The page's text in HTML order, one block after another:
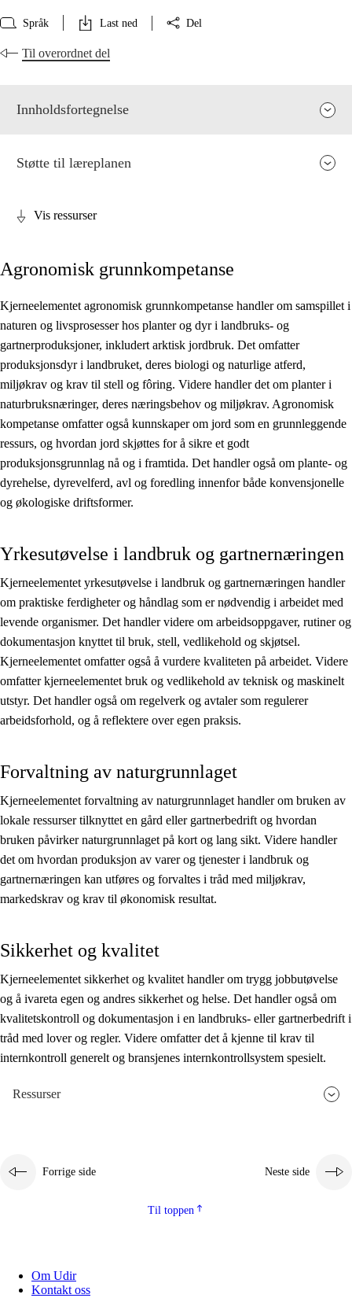
Språk Last ned Del
Til overordnet del
Innholdsfortegnelse
Kjerneelementer
Tverrfaglige temaer
Grunnleggende ferdigheter
Støtte til læreplanen
Vis ressurser
Agronomisk grunnkompetanse
Kjerneelementet agronomisk grunnkompetanse handler om samspillet i
naturen og livsprosesser hos planter og dyr i landbruks- og
gartnerproduksjoner, inkludert arktisk jordbruk. Det omfatter
produksjonsdyr i landbruket, deres biologi og naturlige atferd,
miljøkrav og krav til stell og fôring. Videre handler det om planter i
naturbruksnæringer, deres næringsbehov og miljøkrav. Agronomisk
kompetanse omfatter også kunnskaper om jord som en grunnleggende
ressurs, og hvordan jord skjøttes for å sikre et godt
produksjonsgrunnlag nå og i framtida. Det handler også om plante- og
dyrehelse, dyrevelferd, avl og foredling innenfor både konvensjonelle
og økologiske driftsformer.
Yrkesutøvelse i landbruk og gartnernæringen
Kjerneelementet yrkesutøvelse i landbruk og gartnernæringen handler
om praktiske ferdigheter og håndlag som er nødvendig i arbeidet med
levende organismer. Det handler videre om arbeidsoppgaver, rutiner og
dokumentasjon knyttet til bruk, stell, vedlikehold og skjøtsel.
Kjerneelementet omfatter også å vurdere kvaliteten på arbeidet. Videre
omfatter kjerneelementet bruk og vedlikehold av teknisk og maskinelt
utstyr. Det handler også om regelverk og avtaler som regulerer
arbeidsforhold, og å reflektere over egen praksis.
Forvaltning av naturgrunnlaget
Kjerneelementet forvaltning av naturgrunnlaget handler om bruken av
lokale ressurser tilknyttet en gård eller gartnerbedrift og hvordan
bruken påvirker naturgrunnlaget på kort og lang sikt. Videre handler
det om hvordan produksjon av varer og tjenester i landbruk og
gartnernæringen kan utføres og forvaltes i tråd med miljøkrav,
markedskrav og krav til økonomisk resultat.
Sikkerhet og kvalitet
Kjerneelementet sikkerhet og kvalitet handler om trygg jobbutøvelse
og å ivareta egen og andres sikkerhet og helse. Det handler også om
kvalitetskontroll og dokumentasjon i en landbruks- eller gartnerbedrift i
tråd med lover og regler. Videre omfatter det å kjenne til krav til
internkontroll generelt og bransjenes internkontrollsystem spesielt.
Ressurser
Forrige side Neste side
Til toppen
Om Udir
Kontakt oss